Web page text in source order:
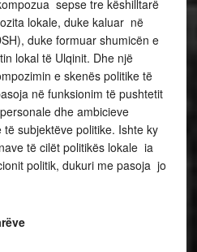
sepse tre këshilltarë
lokale, duke kaluar në
duke formuar shumicën e
lokal të Ulqinit. Dhe një
e skenës politike të
në funksionim të pushtetit
dhe ambicieve
subjektëve politike. Ishte ky
të cilët politikës lokale ia
politik, dukuri me pasoja jo